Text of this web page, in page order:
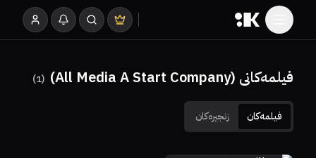
فیلمەکانی (All Media A Start Company) (
1
)
فیلمەکان زنجیرەکان
4.5
0%
0%